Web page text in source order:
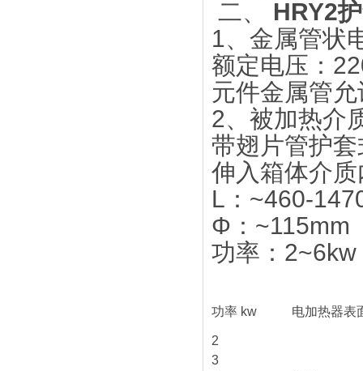
二、 HRY2
1、金属管状
额定电压：
元件金属管
2、被加热介
带翅片管护
伸入箱体介
L：~460-
Φ：~115mm
功率：2~6kw
功率 kw 电加热器表
2
3